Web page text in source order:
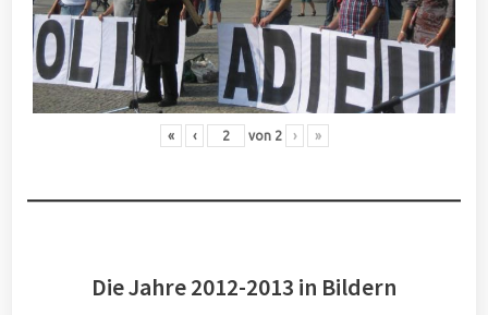
« ‹ von 2 › »
Die Jahre 2012-2013 in Bildern